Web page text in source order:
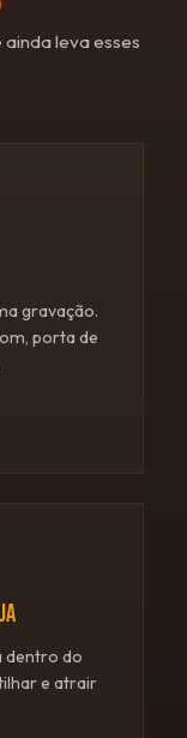
leva esses
gravação.
porta de
dentro do
e atrair